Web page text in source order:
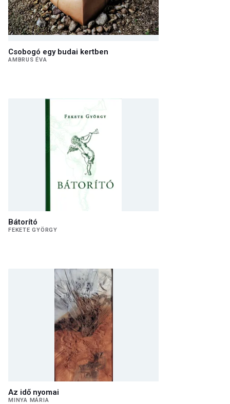
Csobogó egy budai kertben
AMBRUS ÉVA
Bátorító
FEKETE GYÖRGY
Az idő nyomai
MINYA MÁRIA